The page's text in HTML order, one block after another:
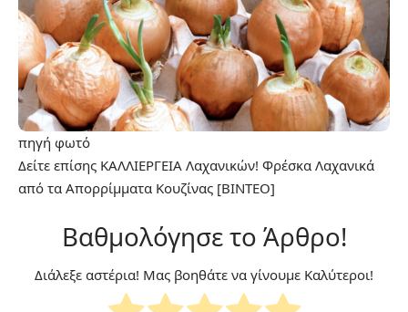
πηγή φωτό
Δείτε επίσης ΚΑΛΛΙΕΡΓΕΙΑ Λαχανικών! Φρέσκα Λαχανικά
από τα Απορρίμματα Κουζίνας [ΒΙΝΤΕΟ]
Βαθμολόγησε το Άρθρο!
Διάλεξε αστέρια! Μας βοηθάτε να γίνουμε Καλύτεροι!